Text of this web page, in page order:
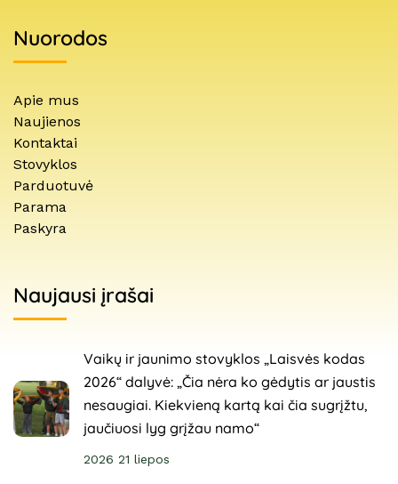
Nuorodos
Apie mus
Naujienos
Kontaktai
Stovyklos
Parduotuvė
Parama
Paskyra
Naujausi įrašai
Vaikų ir jaunimo stovyklos „Laisvės kodas
2026“ dalyvė: „Čia nėra ko gėdytis ar jaustis
nesaugiai. Kiekvieną kartą kai čia sugrįžtu,
jaučiuosi lyg grįžau namo“
2026 21 liepos